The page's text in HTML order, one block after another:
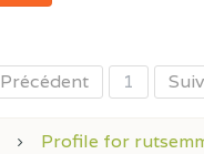
Précédent 1
Profile for